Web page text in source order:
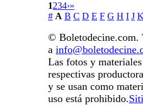
1234›»
# A B C D E F G H I J
© Boletodecine.com.
a
Las fotos y
respectivas
y se usan como
uso está prohibido.